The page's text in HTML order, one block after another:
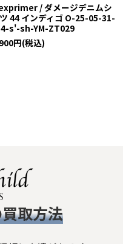
/ ダメージデニムシ
44 インディゴ O-25-05-31-
s'-sh-YM-ZT029
円(税込)
取方法